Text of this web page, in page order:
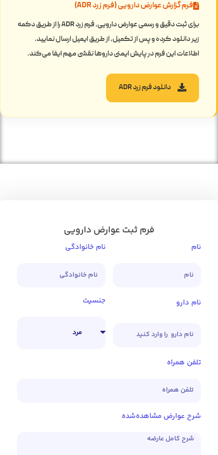
فرم گزارش عوارض دارویی (فرم زرد ADR)
برای ثبت دقیق و رسمی عوارض دارویی، فرم زرد ADR را از طریق دکمه
زیر دانلود کرده و پس از تکمیل، از طریق ایمیل ارسال نمایید.
اطلاعات این فرم در پایش ایمنی داروها نقشی مهم ایفا می‌کند.
دانلود فرم زرد ADR
فرم ثبت عوارض دارویی
نام نام خانوادگی
نام دارو جنسیت
تلفن همراه
شرح عوارض مشاهده‌شده